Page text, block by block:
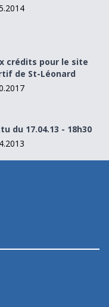
St-Léonard
crédits pour le site
de St-Léonard
du 17.04.13 - 18h30